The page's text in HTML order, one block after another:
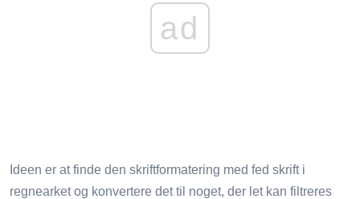
ad
Ideen er at finde den skriftformatering med fed skrift i
regnearket og konvertere det til noget, der let kan filtreres